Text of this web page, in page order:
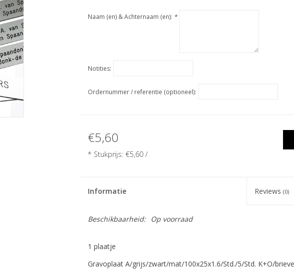
Naam (en) & Achternaam (en): *
Notities:
Ordernummer / referentie (optioneel):
€5,60
* Stukprijs: €5,60/
Informatie Reviews(0)
Beschikbaarheid: Op voorraad
1 plaatje
Gravoplaat A/grijs/zwart/mat/100x25x1.6/Std./5/Std. K+O/